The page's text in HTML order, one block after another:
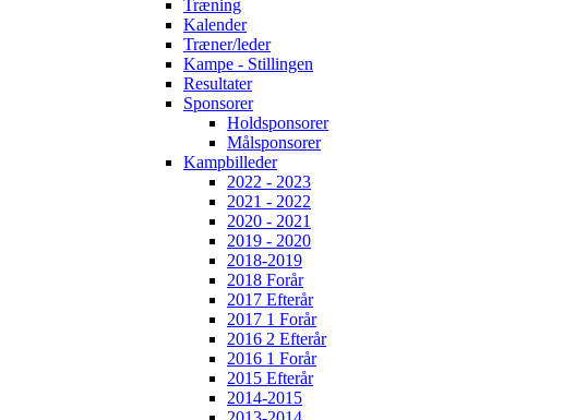
Træning
Kalender
Træner/leder
Kampe - Stillingen
Resultater
Sponsorer
Holdsponsorer
Målsponsorer
Kampbilleder
2022 - 2023
2021 - 2022
2020 - 2021
2019 - 2020
2018-2019
2018 Forår
2017 Efterår
2017 1 Forår
2016 2 Efterår
2016 1 Forår
2015 Efterår
2014-2015